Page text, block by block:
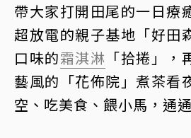
帶大家打開田尾的一日療
超放電的親子基地「好田
口味的霜淇淋 「拾捲」
藝風的「花佈院」煮茶看
空、吃美食、餵小馬，通